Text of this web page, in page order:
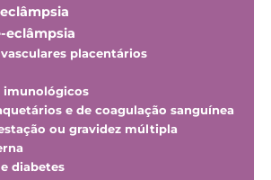
eclâmpsia
placentários
imunológicos
e de coagulação sanguínea
ou gravidez múltipla
diabetes